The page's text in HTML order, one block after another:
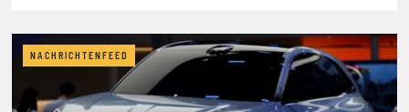
NACHRICHTENFEED